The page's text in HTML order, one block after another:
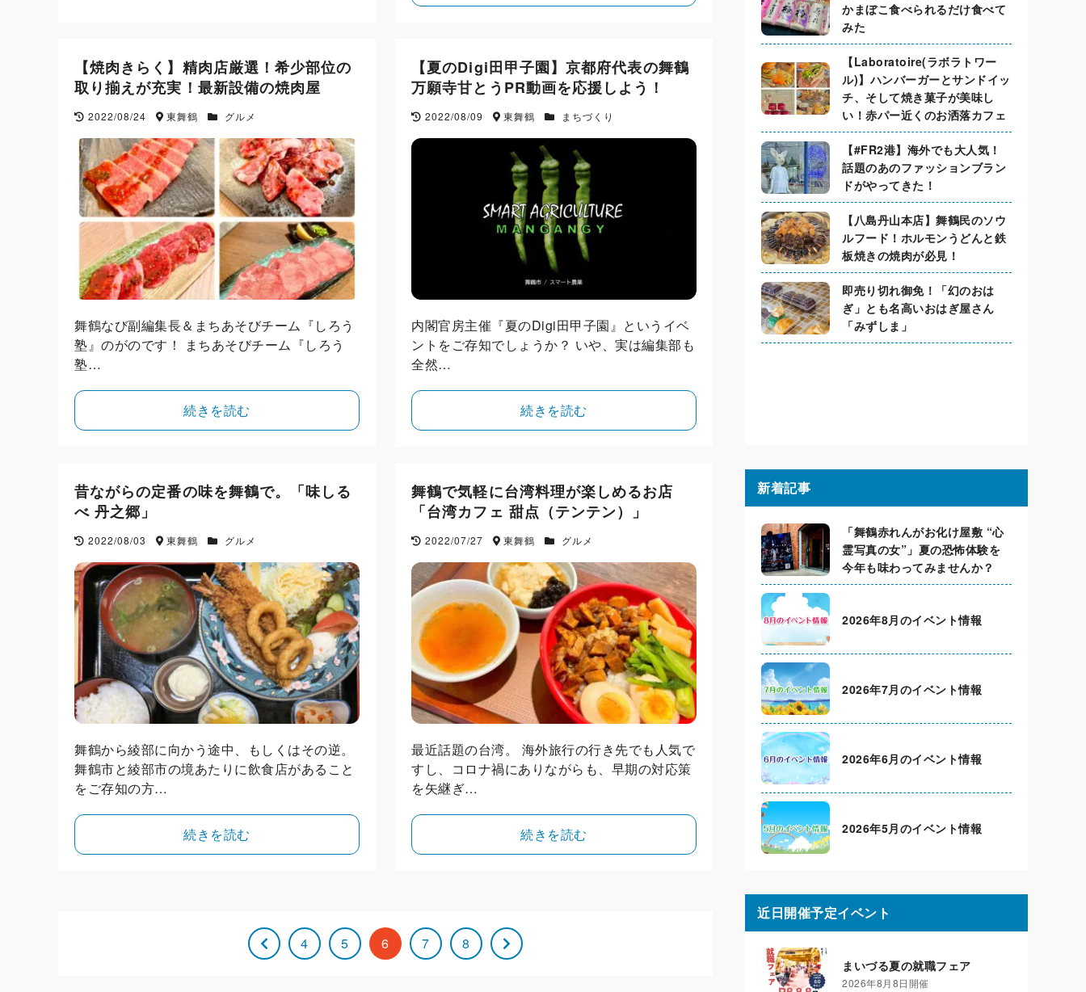
【焼肉きらく】精肉店厳選！希少部位の
取り揃えが充実！最新設備の焼肉屋
2022/08/24 東舞鶴 グルメ
舞鶴なび副編集長＆まちあそびチーム『しろう
塾』のがのです！ まちあそびチーム『しろう
塾…
続きを読む
【夏のDigi田甲子園】京都府代表の舞鶴
万願寺甘とうPR動画を応援しよう！
2022/08/09 東舞鶴 まちづくり
内閣官房主催『夏のDigi田甲子園』というイベ
ントをご存知でしょうか？ いや、実は編集部も
全然…
続きを読む
昔ながらの定番の味を舞鶴で。「味しる
べ 丹之郷」
2022/08/03 東舞鶴 グルメ
舞鶴から綾部に向かう途中、もしくはその逆。
舞鶴市と綾部市の境あたりに飲食店があること
をご存知の方…
続きを読む
舞鶴で気軽に台湾料理が楽しめるお店
「台湾カフェ 甜点（テンテン）」
2022/07/27 東舞鶴 グルメ
最近話題の台湾。 海外旅行の行き先でも人気で
すし、コロナ禍にありながらも、早期の対応策
を矢継ぎ…
続きを読む
4 5 6 7 8
かまぼこ食べられるだけ食べて
みた
【Laboratoire(ラボラトワー
ル)】ハンバーガーとサンドイッ
チ、そして焼き菓子が美味し
い！赤パー近くのお洒落カフェ
【#FR2港】海外でも大人気！
話題のあのファッションブラン
ドがやってきた！
【八島丹山本店】舞鶴民のソウ
ルフード！ホルモンうどんと鉄
板焼きの焼肉が必見！
即売り切れ御免！「幻のおは
ぎ」とも名高いおはぎ屋さん
「みずしま」
新着記事
「舞鶴赤れんがお化け屋敷 “心
霊写真の女”」夏の恐怖体験を
今年も味わってみませんか？
2026年8月のイベント情報
2026年7月のイベント情報
2026年6月のイベント情報
2026年5月のイベント情報
近日開催予定イベント
まいづる夏の就職フェア
2026年8月8日開催